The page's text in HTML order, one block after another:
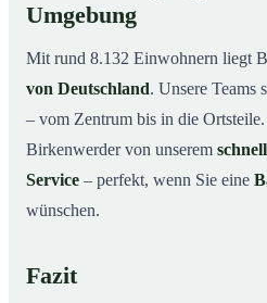
Umgebung
Mit rund 8.132 Einwohnern liegt
von Deutschland. Unsere Teams
– vom Zentrum bis in die
Birkenwerder von unserem
Service – perfekt, wenn Sie eine
wünschen.
Fazit